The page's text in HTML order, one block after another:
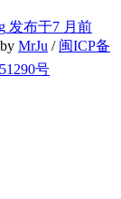
发布于7 月前
MrJu / 闽ICP备
号